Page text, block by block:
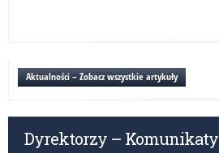
Aktualności – Zobacz wszystkie artykuły
Dyrektorzy – Komunikaty